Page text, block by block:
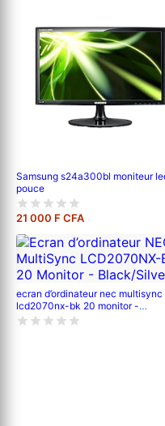
Samsung s24a300bl moniteur
pouce
21 000 F CFA
ecran d’ordinateur nec multisync
lcd2070nx-bk 20 monitor -
black/silver